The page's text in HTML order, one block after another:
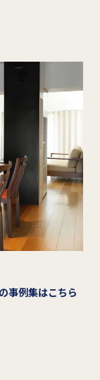
事例集はこちら